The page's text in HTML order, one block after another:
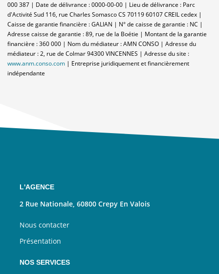
000 387 | Date de délivrance : 0000-00-00 | Lieu de délivrance : Parc
d'Activité Sud 116, rue Charles Somasco CS 70119 60107 CREIL cedex |
Caisse de garantie financière : GALIAN | N° de caisse de garantie : NC |
Adresse caisse de garantie : 89, rue de la Boétie | Montant de la garantie
financière : 360 000 | Nom du médiateur : AMN CONSO | Adresse du
médiateur : 2, rue de Colmar 94300 VINCENNES | Adresse du site :
www.anm.conso.com | Entreprise juridiquement et financièrement
indépendante
L'AGENCE
2 Rue Nationale, 60800 Crepy En Valois
Nous contacter
Présentation
NOS SERVICES